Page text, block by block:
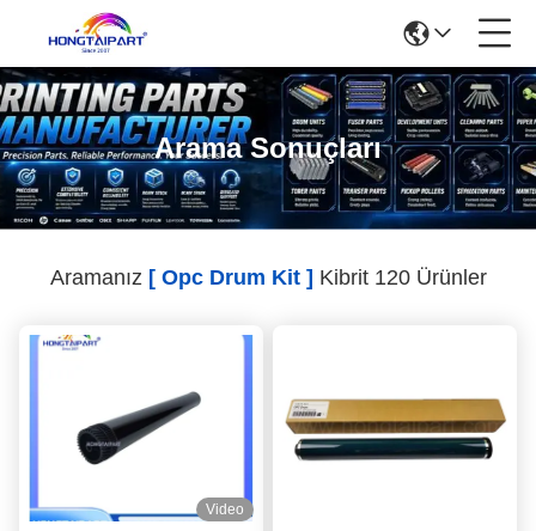
Arama Sonuçları
Aramanız [ Opc Drum Kit ] Kibrit 120 Ürünler
Video